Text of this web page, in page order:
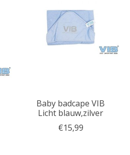
Baby badcape VIB
Licht blauw,zilver
€15,99